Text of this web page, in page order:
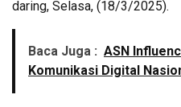
daring, Selasa, (18/3/2025).
Baca Juga : ASN
Komunikasi Digital